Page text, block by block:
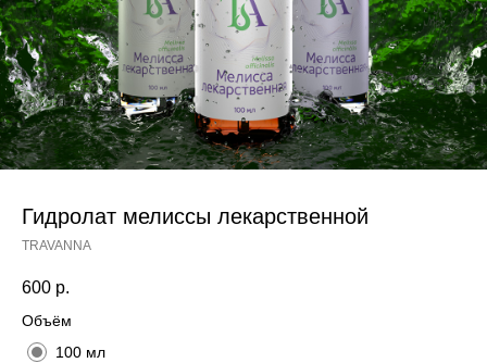
Гидролат мелиссы лекарственной
TRAVANNA
600 р.
Объём
100 мл